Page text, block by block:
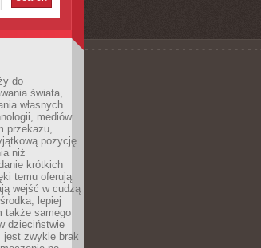
do
świata,
własnych
mediów
przekazu,
pozycję.
niż
krótkich
temu oferują
wejść w cudzą
lepiej
także samego
dzieciństwie
jest zwykle brak